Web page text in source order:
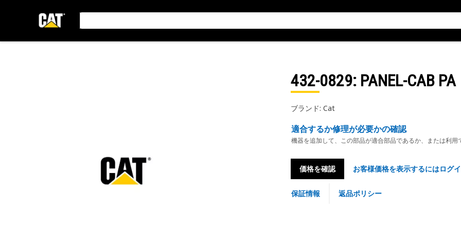
432-0829: PANEL-CAB PA
ブランド: Cat
適合するか修理が必要かの確認
機器を追加して、この部品が適合部品であるか、または利
価格を確認 お客様価格を表示するにはログ
保証情報 返品ポリシー